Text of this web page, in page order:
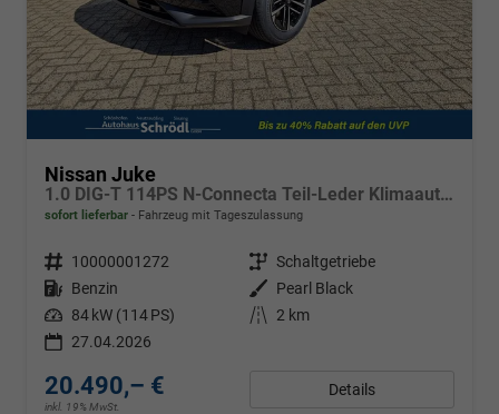
Nissan Juke
1.0 DIG-T 114PS N-Connecta Teil-Leder Klimaautomatik PDC v+h Rückf.Kamera Bluetooth Touchscreen Apple CarPlay Android Auto 17"LM
sofort lieferbar Fahrzeug mit Tageszulassung
Fahrzeugnr. 10000001272 Getriebe Schaltgetriebe
Kraftstoff Benzin Außenfarbe
Pearl Black
Leistung 84 kW (114 PS) Kilometerstand
2 km
27.04.2026
20.490,– €
inkl. 19% MwSt.
Details